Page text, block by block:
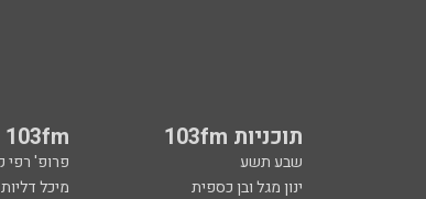
תוכניות 103fm 103fm מייעצים
שבע תשע פרופ' רפי
ינון מגל ובן כספית
מיכל דליות